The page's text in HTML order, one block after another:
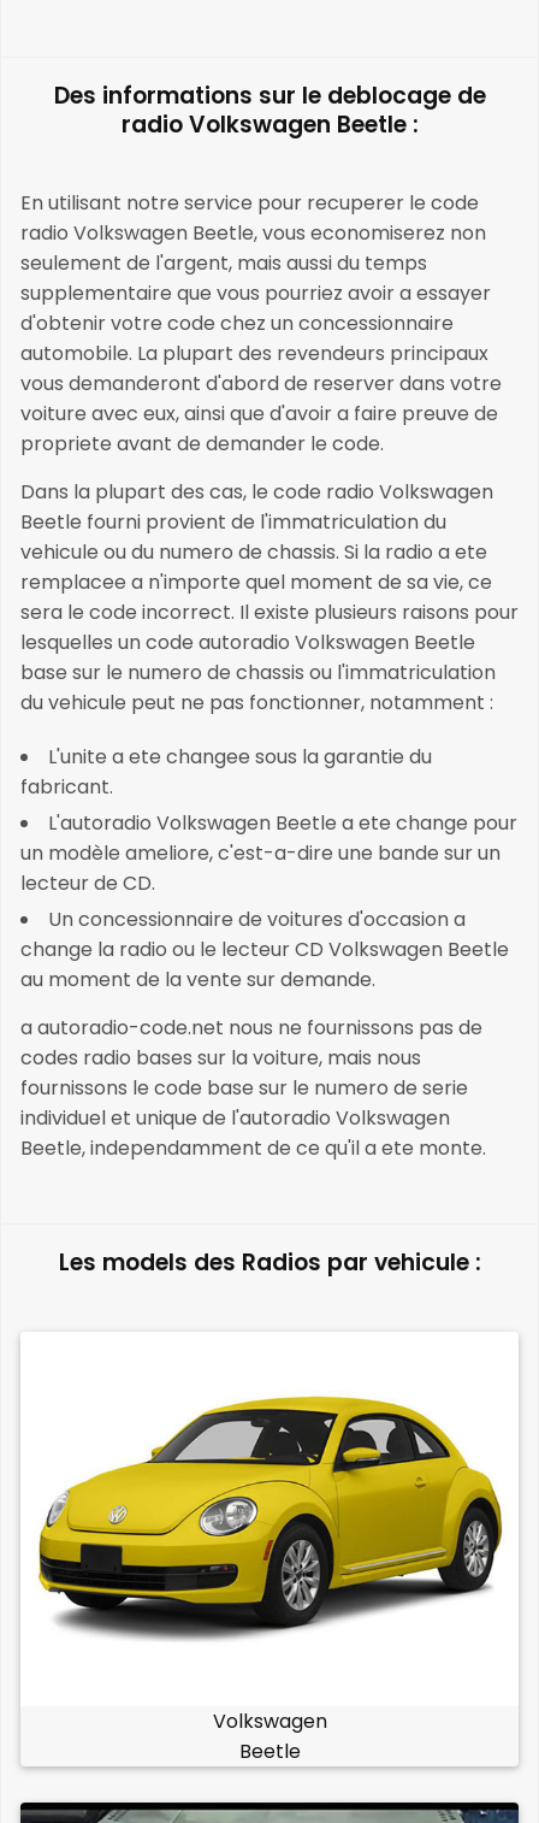
Des informations sur le deblocage de
radio Volkswagen Beetle :
En utilisant notre service pour recuperer le code
radio Volkswagen Beetle, vous economiserez non
seulement de l'argent, mais aussi du temps
supplementaire que vous pourriez avoir a essayer
d'obtenir votre code chez un concessionnaire
automobile. La plupart des revendeurs principaux
vous demanderont d'abord de reserver dans votre
voiture avec eux, ainsi que d'avoir a faire preuve de
propriete avant de demander le code.
Dans la plupart des cas, le code radio Volkswagen
Beetle fourni provient de l'immatriculation du
vehicule ou du numero de chassis. Si la radio a ete
remplacee a n'importe quel moment de sa vie, ce
sera le code incorrect. Il existe plusieurs raisons pour
lesquelles un code autoradio Volkswagen Beetle
base sur le numero de chassis ou l'immatriculation
du vehicule peut ne pas fonctionner, notamment :
L'unite a ete changee sous la garantie du
fabricant.
L'autoradio Volkswagen Beetle a ete change pour
un modèle ameliore, c'est-a-dire une bande sur un
lecteur de CD.
Un concessionnaire de voitures d'occasion a
change la radio ou le lecteur CD Volkswagen Beetle
au moment de la vente sur demande.
a autoradio-code.net nous ne fournissons pas de
codes radio bases sur la voiture, mais nous
fournissons le code base sur le numero de serie
individuel et unique de l'autoradio Volkswagen
Beetle, independamment de ce qu'il a ete monte.
Les models des Radios par vehicule :
Volkswagen
Beetle